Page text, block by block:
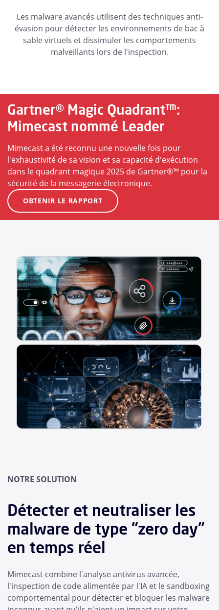
Les malware avancés utilisent des techniques anti-
évasion pour détecter les environnements de bac à
sable virtuels et dissimuler les comportements
malveillants lors de l'inspection.
Gartner® Magic Quadrant™:
Mimecast nommé Leader
Mimecast a été reconnu une nouvelle fois pour
l'exhaustivité de sa vision et sa capacité d'exécution
dans le quadrant magique 2025 de Gartner®™ pour la
sécurité de la messagerie électronique.
OBTENIR LE RAPPORT
NOTRE SOLUTION
Détecter et neutraliser les
malware de type "zero day"
en temps réel
Mimecast combine l'analyse antivirus avancée,
l'inspection de code alimentée par l'IA et le sandboxing
comportemental pour détecter et bloquer les malware